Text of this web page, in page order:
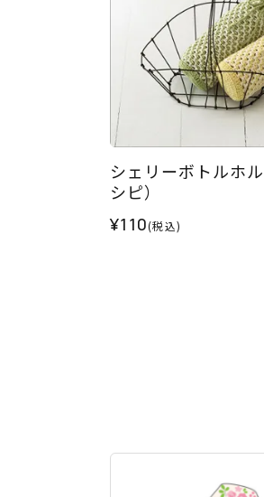
シェリーボトルホ
シピ）
¥110(税込)